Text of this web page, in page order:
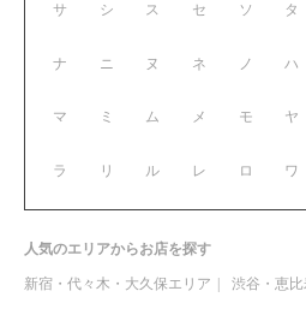
サ シ ス セ ソ
ナ ニ ヌ ネ ノ
マ ミ ム メ モ
ラ リ ル レ ロ
タ
ハ
ヤ
ワ
人気のエリアからお店を探す
新宿・代々木・大久保エリア 渋谷・恵